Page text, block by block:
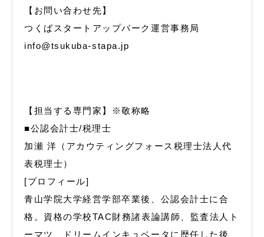
【お問い合わせ先】
つくばスタートアップパーク運営事務局
info@tsukuba-stapa.jp
【担当する専門家】※敬称略
■公認会計士/税理士
加瀬 洋（アカウティングフォース税理士法人代
表税理士）
[プロフィール]
青山学院大学経営学部卒業後、公認会計士に合
格。資格の学校TAC財務諸表論講師、監査法人ト
ーマツ、ドリームインキュベータに歴任した後、